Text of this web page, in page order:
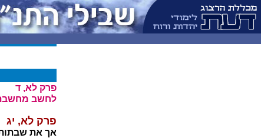
פרק לא, ד
לחשב
פרק לא, יג
אך את